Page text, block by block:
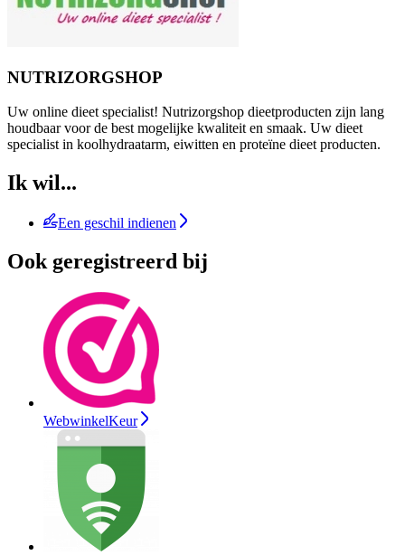
NUTRIZORGSHOP
Uw online dieet specialist! Nutrizorgshop dieetproducten zijn lang
houdbaar voor de best mogelijke kwaliteit en smaak. Uw dieet
specialist in koolhydraatarm, eiwitten en proteïne dieet producten.
Ik wil...
Een geschil indienen
Ook geregistreerd bij
WebwinkelKeur